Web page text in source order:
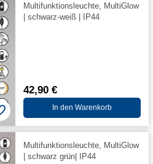
Multifunktionsleuchte, MultiGlow
| schwarz-weiß | IP44
42,90 €
In den Warenkorb
Multifunktionsleuchte, MultiGlow
| schwarz grün| IP44